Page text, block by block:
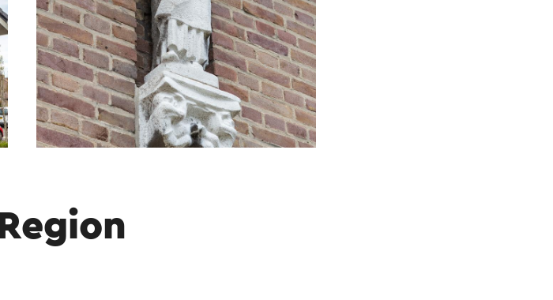
Männer zum ersten Mal ins Bergwerk
im Lernbergwerk geübt. Dieses
Steinberg bildet die unterirdischen
wie möglich nach.
ihre Berufsausbildung ab und sind